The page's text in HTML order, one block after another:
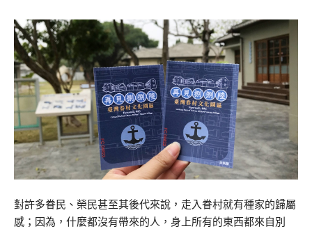
對許多眷民、榮民甚至其後代來說，走入眷村就有種家的歸屬
感；因為，什麼都沒有帶來的人，身上所有的東西都來自別